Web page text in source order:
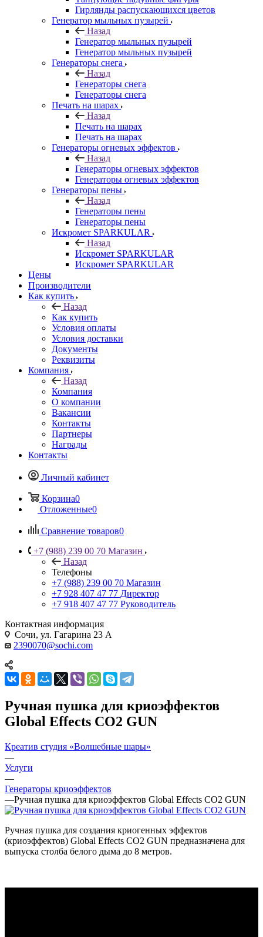
Гирлянды распускающихся цветов
Генератор мыльных пузырей
Назад
Генератор мыльных пузырей
Генератор мыльных пузырей
Генераторы снега
Назад
Генераторы снега
Генераторы снега
Печать на шарах
Назад
Печать на шарах
Печать на шарах
Генераторы огневых эффектов
Назад
Генераторы огневых эффектов
Генераторы огневых эффектов
Генераторы пены
Назад
Генераторы пены
Генераторы пены
Искромет SPARKULAR
Назад
Искромет SPARKULAR
Искромет SPARKULAR
Цены
Производители
Как купить
Назад
Как купить
Условия оплаты
Условия доставки
Документы
Реквизиты
Компания
Назад
Компания
О компании
Вакансии
Контакты
Партнеры
Награды
Контакты
Личный кабинет
Корзина0
Отложенные0
Сравнение товаров0
+7 (988) 239 00 70 Магазин
Назад
Телефоны
+7 (988) 239 00 70 Магазин
+7 928 407 47 77 Директор
+7 918 407 47 77 Руководитель
Контактная информация
Сочи, ул. Гагарина 23 А
2390070@sochi.com
Ручная пушка для криоэффектов
Global Effects CO2 GUN
Креатив студия «Волшебные шары»
—
Услуги
—
Генераторы криоэффектов
—Ручная пушка для криоэффектов Global Effects CO2 GUN
Ручная пушка для создания криогенных эффектов
(криоэффектов) Global Effects CO2 GUN предназначена для
выпуска столба белого дыма до 8 метров.